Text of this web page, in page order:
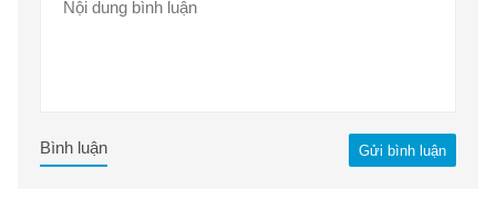
Gửi bình luận
Bình luận